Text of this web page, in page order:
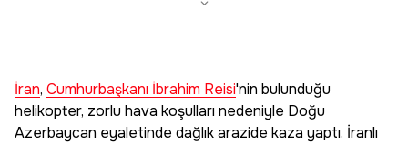
İran, Cumhurbaşkanı İbrahim Reisi'nin bulunduğu
helikopter, zorlu hava koşulları nedeniyle Doğu
Azerbaycan eyaletinde dağlık arazide kaza yaptı. İranlı